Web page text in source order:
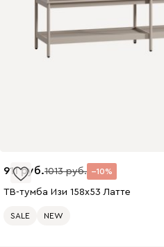
911 1013 10
ТВ-тумба Изи 158x53 Латте
SALE NEW